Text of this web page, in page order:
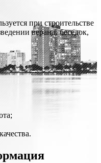
при строительстве
веранд, беседок,